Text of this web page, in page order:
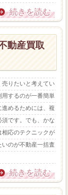
続きを読む
動産買取
りたいと考えてい
するのが一番簡単
めるためには、複
です。でも、かな
応のテクニックが
のが不動産一括査
続きを読む